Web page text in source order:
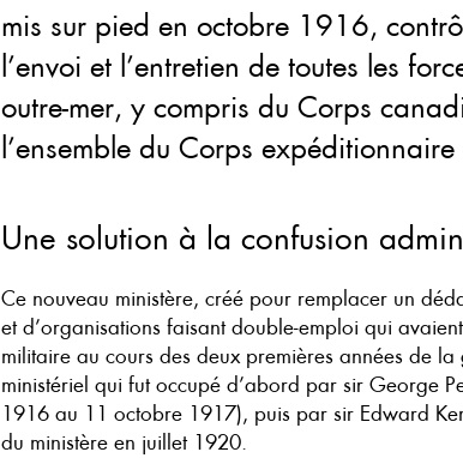
mis sur pied en octobre 1916,
l’envoi et l’entretien de toutes les
outre-mer, y compris du Corps
l’ensemble du Corps
Une solution à la confusion
Ce nouveau ministère, créé pour remplacer un
et d’organisations faisant double-emploi qui
militaire au cours des deux premières années de la
ministériel qui fut occupé d’abord par sir George
1916 au 11 octobre 1917), puis par sir Edward
du ministère en juillet 1920.